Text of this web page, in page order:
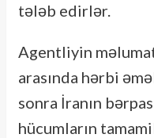
tələb edirlər.
Agentliyin
arasında hərbi
sonra İranın
hücumların